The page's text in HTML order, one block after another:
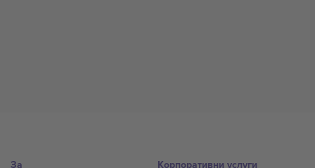
За
Корпоративни услуги